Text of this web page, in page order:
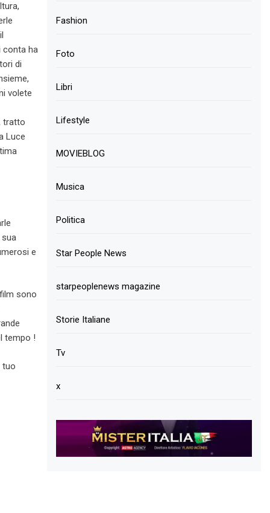
conta ha
di
volete
tratto
Luce
sua
e
sono
tempo !
tuo
Fashion
Foto
Libri
Lifestyle
MOVIEBLOG
Musica
Politica
Star People News
starpeoplenews magazine
Storie Italiane
Tv
x